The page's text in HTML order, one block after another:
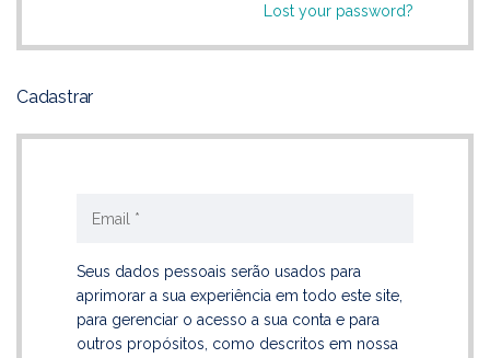
Lost your password?
Cadastrar
Seus dados pessoais serão usados para
aprimorar a sua experiência em todo este site,
para gerenciar o acesso a sua conta e para
outros propósitos, como descritos em nossa